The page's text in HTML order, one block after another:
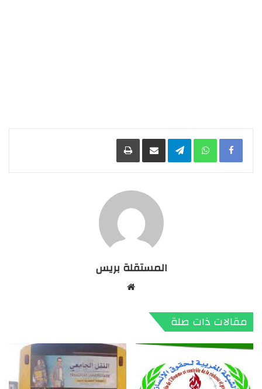
Facebook
WhatsApp
Telegramمشاركة عبر البريد طباعة
المستقلة بريس
مقالات ذات صلة